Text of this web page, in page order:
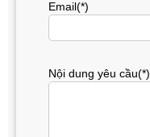
Email(*)
Nội dung yêu cầu(*)